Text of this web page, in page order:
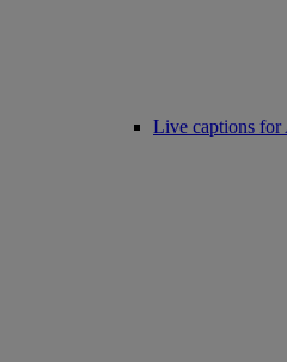
Live captions for